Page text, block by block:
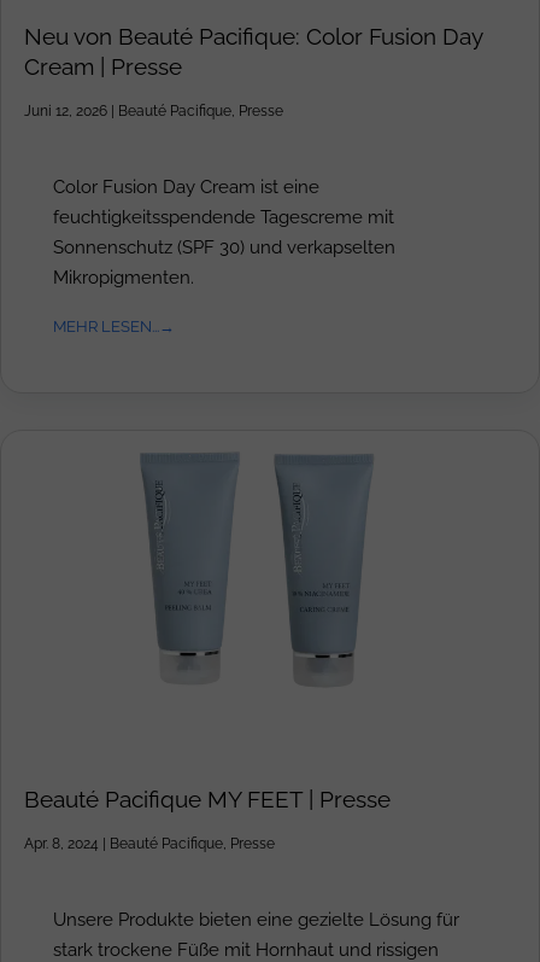
Neu von Beauté Pacifique: Color Fusion Day
Cream | Presse
Juni 12, 2026 Beauté Pacifique, Presse
Color Fusion Day Cream ist eine
feuchtigkeitsspendende Tagescreme mit
Sonnenschutz (SPF 30) und verkapselten
Mikropigmenten.
MEHR LESEN...
Beauté Pacifique MY FEET | Presse
Apr. 8, 2024 Beauté Pacifique, Presse
Unsere Produkte bieten eine gezielte Lösung für
stark trockene Füße mit Hornhaut und rissigen